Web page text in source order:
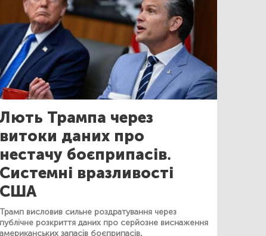
Лють Трампа через
витоки даних про
нестачу боєприпасів.
Системні вразливості
США
Трамп висловив сильне роздратування через
публічне розкриття даних про серйозне виснаження
американських запасів боєприпасів.